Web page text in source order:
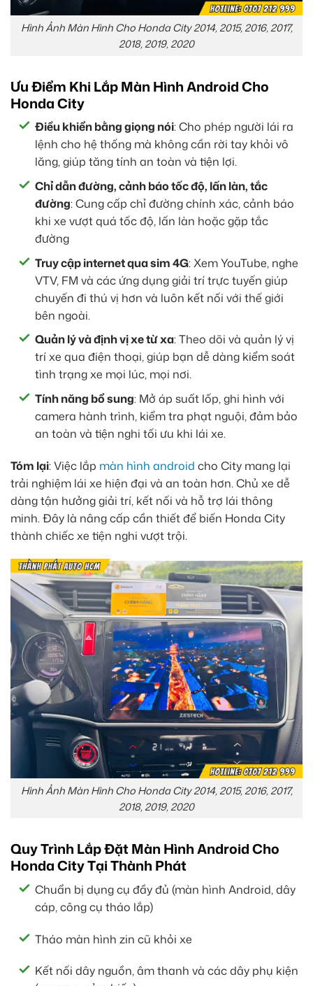
Hình Ảnh Màn Hình Cho Honda City 2014, 2015, 2016, 2017,
2018, 2019, 2020
Ưu Điểm Khi Lắp Màn Hình Android Cho
Honda City
Điều khiển bằng giọng nói: Cho phép người lái ra
lệnh cho hệ thống mà không cần rời tay khỏi vô
lăng, giúp tăng tính an toàn và tiện lợi.
Chỉ dẫn đường, cảnh báo tốc độ, lấn làn, tắc
đường: Cung cấp chỉ đường chính xác, cảnh báo
khi xe vượt quá tốc độ, lấn làn hoặc gặp tắc
đường
Truy cập internet qua sim 4G: Xem YouTube, nghe
VTV, FM và các ứng dụng giải trí trực tuyến giúp
chuyến đi thú vị hơn và luôn kết nối với thế giới
bên ngoài.
Quản lý và định vị xe từ xa: Theo dõi và quản lý vị
trí xe qua điện thoại, giúp bạn dễ dàng kiểm soát
tình trạng xe mọi lúc, mọi nơi.
Tính năng bổ sung: Mở áp suất lốp, ghi hình với
camera hành trình, kiểm tra phạt nguội, đảm bảo
an toàn và tiện nghi tối ưu khi lái xe.
Tóm lại: Việc lắp màn hình android cho City mang lại
trải nghiệm lái xe hiện đại và an toàn hơn. Chủ xe dễ
dàng tận hưởng giải trí, kết nối và hỗ trợ lái thông
minh. Đây là nâng cấp cần thiết để biến Honda City
thành chiếc xe tiện nghi vượt trội.
Hình Ảnh Màn Hình Cho Honda City 2014, 2015, 2016, 2017,
2018, 2019, 2020
Quy Trình Lắp Đặt Màn Hình Android Cho
Honda City Tại Thành Phát
Chuẩn bị dụng cụ đầy đủ (màn hình Android, dây
cáp, công cụ tháo lắp)
Tháo màn hình zin cũ khỏi xe
Kết nối dây nguồn, âm thanh và các dây phụ kiện